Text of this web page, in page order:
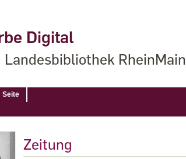
Digital
RheinMain
Seite
Zeitung